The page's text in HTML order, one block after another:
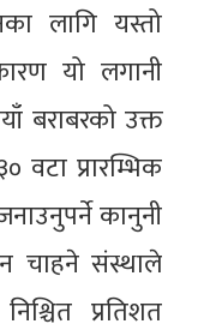
लागि यस्तो
यो लगानी
बराबरको उक्त
वटा प्रारम्भिक
कानुनी
चाहने संस्थाले
प्रतिशत